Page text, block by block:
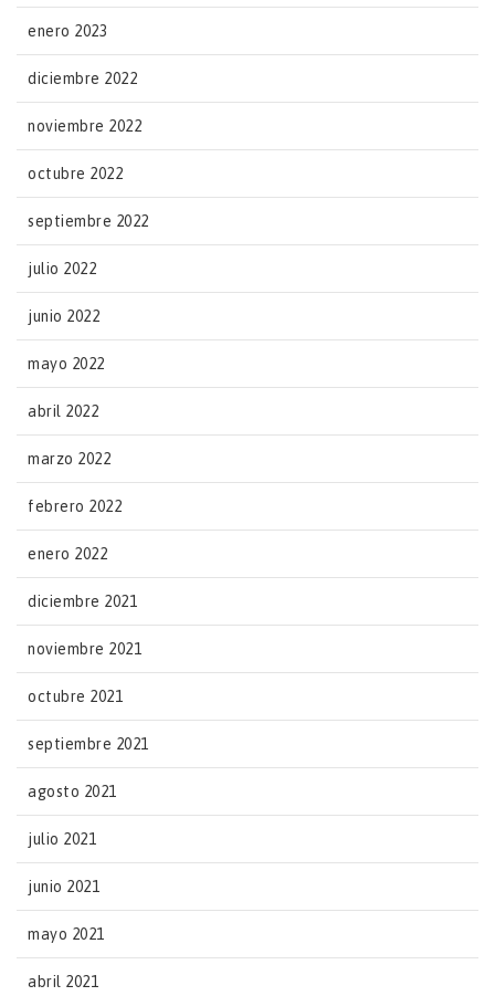
enero 2023
diciembre 2022
noviembre 2022
octubre 2022
septiembre 2022
julio 2022
junio 2022
mayo 2022
abril 2022
marzo 2022
febrero 2022
enero 2022
diciembre 2021
noviembre 2021
octubre 2021
septiembre 2021
agosto 2021
julio 2021
junio 2021
mayo 2021
abril 2021